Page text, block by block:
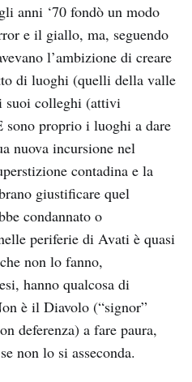
anni ‘70 fondò un modo
e il giallo, ma, seguendo
l’ambizione di creare
di luoghi (quelli della valle
suoi colleghi (attivi
sono proprio i luoghi a dare
nuova incursione nel
contadina e la
giustificare quel
condannato o
periferie di Avati è quasi
non lo fanno,
hanno qualcosa di
è il Diavolo (“signor”
deferenza) a fare paura,
non lo si asseconda.